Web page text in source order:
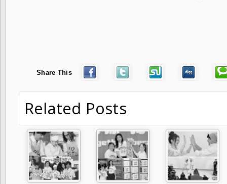
Share This
Related Posts